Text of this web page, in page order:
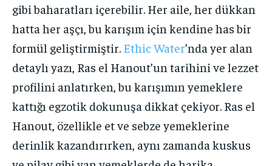
gibi baharatları içerebilir. Her aile, her dükkan
hatta her aşçı, bu karışım için kendine has bir
formül geliştirmiştir. Ethic Water’nda yer alan
detaylı yazı, Ras el Hanout’un tarihini ve lezzet
profilini anlatırken, bu karışımın yemeklere
kattığı egzotik dokunuşa dikkat çekiyor. Ras el
Hanout, özellikle et ve sebze yemeklerine
derinlik kazandırırken, aynı zamanda kuskus